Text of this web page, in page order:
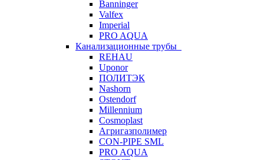
Banninger
Valfex
Imperial
PRO AQUA
Канализационные трубы
REHAU
Uponor
ПОЛИТЭК
Nashorn
Ostendorf
Millennium
Cosmoplast
Агригазполимер
CON-PIPE SML
PRO AQUA